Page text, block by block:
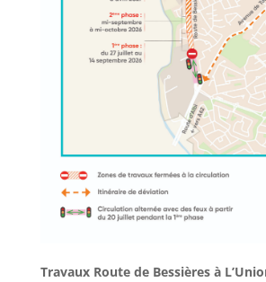
Travaux Route de Bessières à